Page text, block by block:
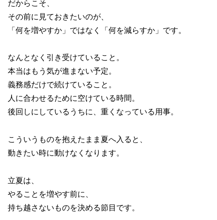
だからこそ、
その前に見ておきたいのが、
「何を増やすか」ではなく「何を減らすか」です。
なんとなく引き受けていること。
本当はもう気が進まない予定。
義務感だけで続けていること。
人に合わせるために空けている時間。
後回しにしているうちに、重くなっている用事。
こういうものを抱えたまま夏へ入ると、
動きたい時に動けなくなります。
立夏は、
やることを増やす前に、
持ち越さないものを決める節目です。